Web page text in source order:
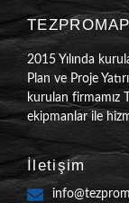
TEZPROMAP
2015 Yılında
Plan ve Proje
kurulan firmamız
ekipmanlar ile
İletişim